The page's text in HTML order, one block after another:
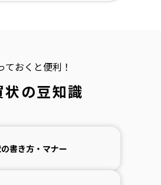
ておくと便利！
状の豆知識
書き方・マナー